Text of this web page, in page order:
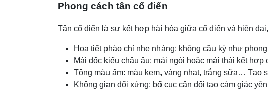
Phong cách tân cổ điển
Tân cổ điển là sự kết hợp hài hòa giữa cổ điển và hiện
Họa tiết phào chỉ nhẹ nhàng: không cầu kỳ như
Mái dốc kiểu châu âu: mái ngói hoặc mái thái kết hợp
Tông màu ấm: màu kem, vàng nhạt, trắng sữa… Tạo
Không gian đối xứng: bố cục cân đối tạo cảm giác